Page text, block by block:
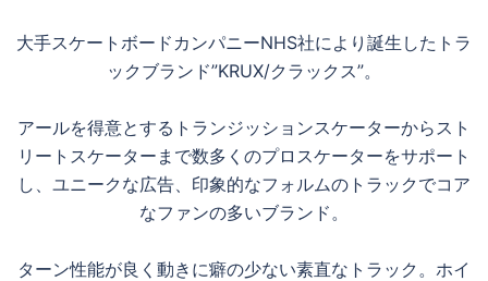
大手スケートボードカンパニーNHS社により誕生したトラ
ックブランド”KRUX/クラックス”。
アールを得意とするトランジッションスケーターからスト
リートスケーターまで数多くのプロスケーターをサポート
し、ユニークな広告、印象的なフォルムのトラックでコア
なファンの多いブランド。
ターン性能が良く動きに癖の少ない素直なトラック。ホイ